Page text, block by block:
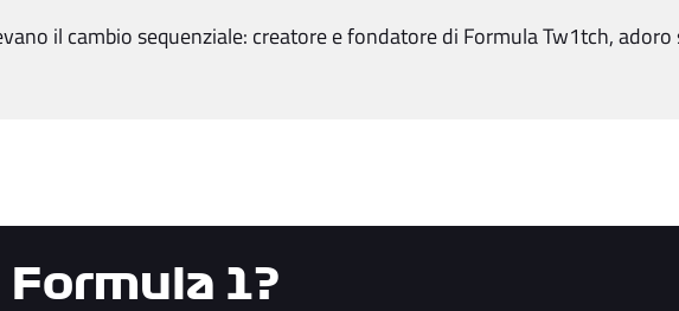
il cambio sequenziale: creatore e fondatore di Formula Tw1tch, adoro
1?